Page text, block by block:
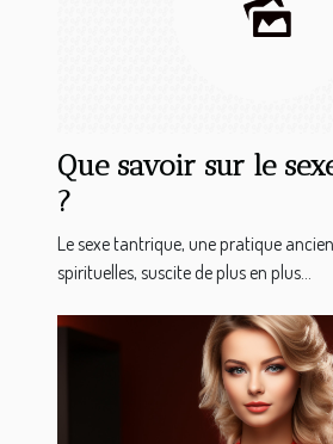
Que savoir sur le
?
Le sexe tantrique, une pratique
spirituelles, suscite de plus en plus...